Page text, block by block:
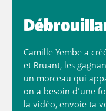
Camille Yembe a
et Bruant, les
un morceau qui
on a besoin d’une
la vidéo, envoie ta